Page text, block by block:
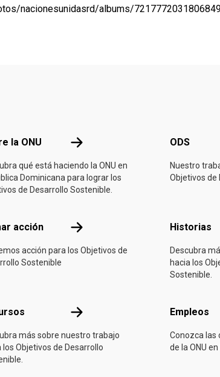
nacionesunidasrd/albums/
la ONU Sobre la ONU
qué está haciendo la ONU en
Dominicana para lograr los
de Desarrollo Sostenible.
ODS
Nuestro
Objetivos de
acción Tomar acción
acción para los Objetivos de
Sostenible
Historias
Descubra
hacia los
Sostenible.
Recursos
más sobre nuestro trabajo
los Objetivos de Desarrollo
Empleos
Conozca las
de la ONU